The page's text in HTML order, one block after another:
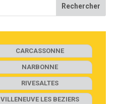
CARCASSONNE
NARBONNE
RIVESALTES
VILLENEUVE LES BEZIERS